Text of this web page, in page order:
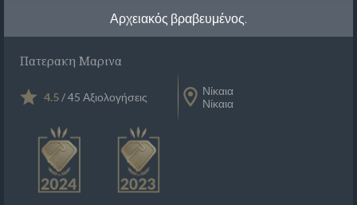
Αρχειακός βραβευμένος.
Πατερακη Μαρινα
4.5/ 45 Αξιολογήσεις
Νίκαια
Νίκαια